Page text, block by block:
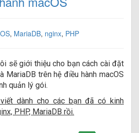
n
, MariaDB, nginx, PHP
sẽ giới thiệu cho bạn cách cài đặt
MariaDB trên hệ điều hành macOS
quản lý gói.
dành cho các bạn đã có kinh
PHP, MariaDB rồi.